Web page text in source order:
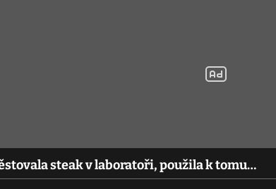
steak v laboratoři, použila k tomu…